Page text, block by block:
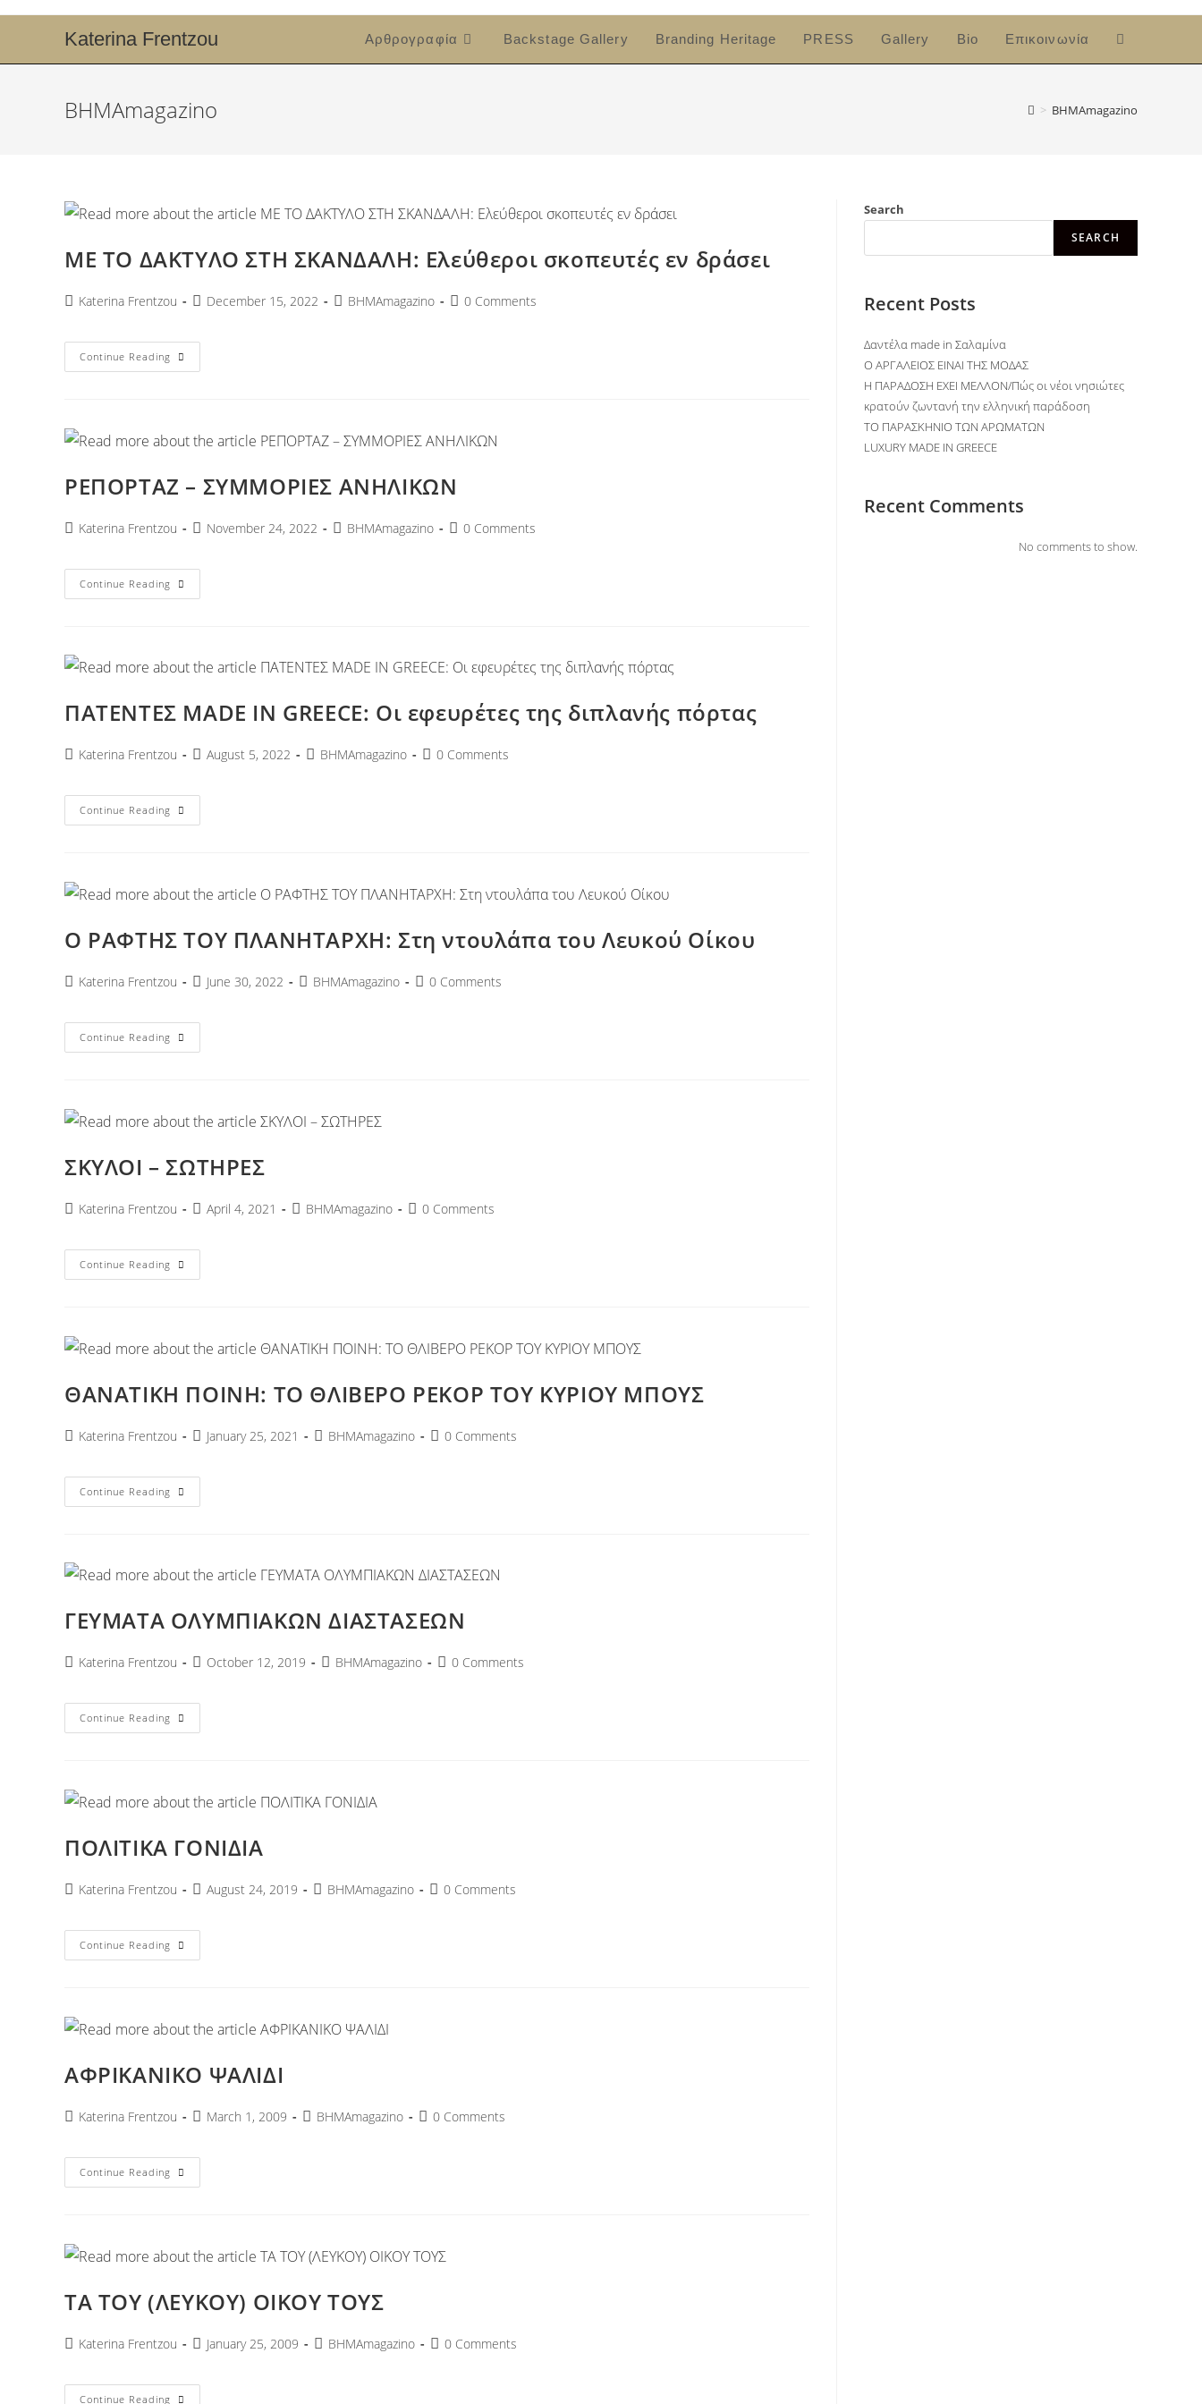
Katerina Frentzou Αρθρογραφία Backstage Gallery Branding Heritage PRESS Gallery Bio Επικοινωνία
ΒΗΜΑmagazino > ΒΗΜΑmagazino
ΜΕ ΤΟ ΔΑΚΤΥΛΟ ΣΤΗ ΣΚΑΝΔΑΛΗ: Ελεύθεροι σκοπευτές εν δράσει
Katerina Frentzou December 15, 2022 ΒΗΜΑmagazino 0 Comments
Continue Reading
ΡΕΠΟΡΤΑΖ – ΣΥΜΜΟΡΙΕΣ ΑΝΗΛΙΚΩΝ
Katerina Frentzou November 24, 2022 ΒΗΜΑmagazino 0 Comments
Continue Reading
ΠΑΤΕΝΤΕΣ MADE IN GREECE: Οι εφευρέτες της διπλανής πόρτας
Katerina Frentzou August 5, 2022 ΒΗΜΑmagazino 0 Comments
Continue Reading
Ο ΡΑΦΤΗΣ ΤΟΥ ΠΛΑΝΗΤΑΡΧΗ: Στη ντουλάπα του Λευκού Οίκου
Katerina Frentzou June 30, 2022 ΒΗΜΑmagazino 0 Comments
Continue Reading
ΣΚΥΛΟΙ – ΣΩΤΗΡΕΣ
Katerina Frentzou April 4, 2021 ΒΗΜΑmagazino 0 Comments
Continue Reading
ΘΑΝΑΤΙΚΗ ΠΟΙΝΗ: ΤΟ ΘΛΙΒΕΡΟ ΡΕΚΟΡ ΤΟΥ ΚΥΡΙΟΥ ΜΠΟΥΣ
Katerina Frentzou January 25, 2021 ΒΗΜΑmagazino 0 Comments
Continue Reading
ΓΕΥΜΑΤΑ ΟΛΥΜΠΙΑΚΩΝ ΔΙΑΣΤΑΣΕΩΝ
Katerina Frentzou October 12, 2019 ΒΗΜΑmagazino 0 Comments
Continue Reading
ΠΟΛΙΤΙΚΑ ΓΟΝΙΔΙΑ
Katerina Frentzou August 24, 2019 ΒΗΜΑmagazino 0 Comments
Continue Reading
ΑΦΡΙΚΑΝΙΚΟ ΨΑΛΙΔΙ
Katerina Frentzou March 1, 2009 ΒΗΜΑmagazino 0 Comments
Continue Reading
ΤΑ ΤΟΥ (ΛΕΥΚΟΥ) ΟΙΚΟΥ ΤΟΥΣ
Katerina Frentzou January 25, 2009 ΒΗΜΑmagazino 0 Comments
Continue Reading
Search
SEARCH
Recent Posts
Δαντέλα made in Σαλαμίνα
O ΑΡΓΑΛΕΙΟΣ ΕΙΝΑΙ ΤΗΣ ΜΟΔΑΣ
Η ΠΑΡΑΔΟΣΗ ΕΧΕΙ ΜΕΛΛΟΝ/Πώς οι νέοι νησιώτες
κρατούν ζωντανή την ελληνική παράδοση
ΤΟ ΠΑΡΑΣΚΗΝΙΟ ΤΩΝ ΑΡΩΜΑΤΩΝ
LUXURY MADE IN GREECE
Recent Comments
No comments to show.